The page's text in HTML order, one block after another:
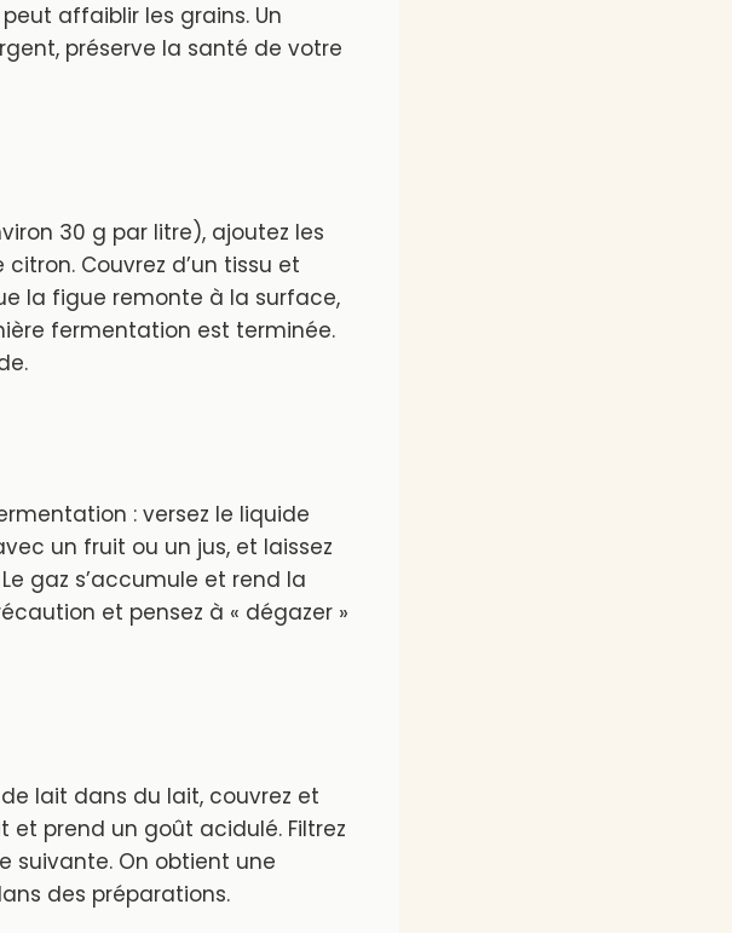
affaiblir les grains. Un
préserve la santé de votre
30 g par litre), ajoutez les
Couvrez d’un tissu et
la figue remonte à la surface,
fermentation est terminée.
: versez le liquide
un fruit ou un jus, et laissez
gaz s’accumule et rend la
et pensez à « dégazer »
lait dans du lait, couvrez et
et prend un goût acidulé. Filtrez
suivante. On obtient une
des préparations.